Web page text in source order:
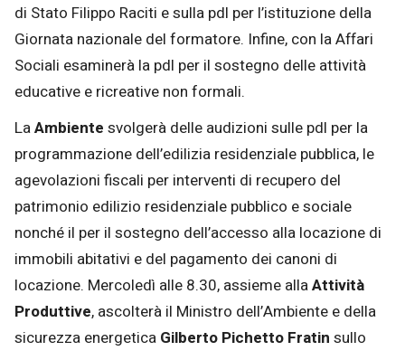
di Stato Filippo Raciti e sulla pdl per l’istituzione della
Giornata nazionale del formatore. Infine, con la Affari
Sociali esaminerà la pdl per il sostegno delle attività
educative e ricreative non formali.
LaAmbiente svolgerà delle audizioni sulle pdl per la
programmazione dell’edilizia residenziale pubblica, le
agevolazioni fiscali per interventi di recupero del
patrimonio edilizio residenziale pubblico e sociale
nonché il per il sostegno dell’accesso alla locazione di
immobili abitativi e del pagamento dei canoni di
locazione. Mercoledì alle 8.30, assieme allaAttività
Produttive, ascolterà il Ministro dell’Ambiente e della
sicurezza energetica Gilberto Pichetto Fratin sullo